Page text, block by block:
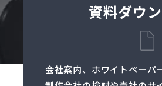
資料ダウ
会社案内、ホワイトペーパ